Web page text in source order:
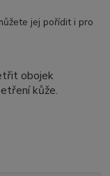
jej pořídit i pro
obojek
kůže.